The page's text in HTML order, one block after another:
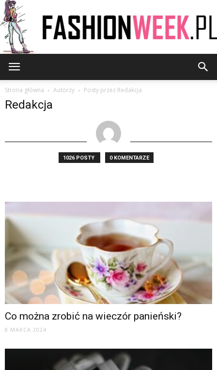
Strona główna Autorzy Posty przez Redakcja
Redakcja
1026 POSTY 0 KOMENTARZE
Co można zrobić na wieczór panieński?
8 MARCA 2024